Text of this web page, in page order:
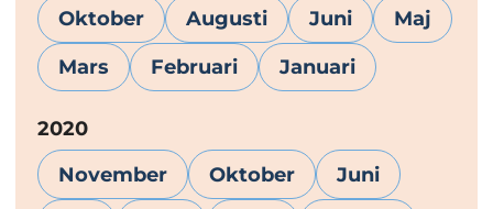
Oktober
Augusti Juni Maj
Mars Februari Januari
År:
2020
November
Oktober Juni